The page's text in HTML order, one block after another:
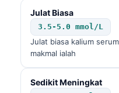
Julat Biasa
3.5-5.0 mmol/L
Julat biasa kalium
makmal ialah
Sedikit Meningkat